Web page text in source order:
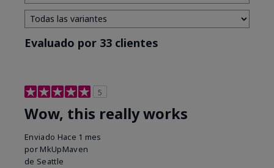
Evaluado por 33 clientes
5
Wow, this really works
Enviado Hace 1 mes
por MkUpMaven
de Seattle